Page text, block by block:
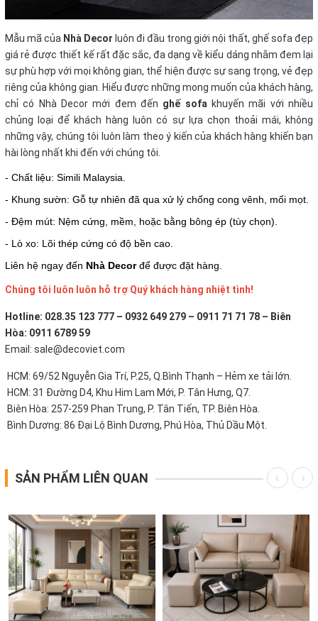
Mẫu mã của Nhà Decor luôn đi đầu trong giới nội thất, ghế sofa đẹp
giá rẻ được thiết kế rất đặc sắc, đa dạng về kiểu dáng nhằm đem lại
sự phù hợp với mọi không gian, thể hiện được sự sang trọng, vẻ đẹp
riêng của không gian. Hiểu được những mong muốn của khách hàng,
chỉ có Nhà Decor mới đem đến ghế sofakhuyến mãi với nhiều
chủng loại để khách hàng luôn có sự lựa chọn thoải mái, không
những vậy, chúng tôi luôn làm theo ý kiến của khách hàng khiến bạn
hài lòng nhất khi đến với chúng tôi.
- Chất liệu: Simili Malaysia.
- Khung sườn: Gỗ tự nhiên đã qua xử lý chống cong vênh, mối mọt.
- Đệm mút: Nệm cứng, mềm, hoặc bằng bông ép (tùy chọn).
- Lò xo: Lõi thép cứng có độ bền cao.
Liên hệ ngay đến Nhà Decorđể được đặt hàng.
Chúng tôi luôn luôn hỗ trợ Quý khách hàng nhiệt tình!
Hotline: 028.35 123 777 – 0932 649 279 – 0911 71 71 78 – Biên
Hòa: 0911 6789 59
Email: sale@decoviet.com
HCM: 69/52 Nguyễn Gia Trí, P.25, Q.Bình Thạnh – Hẻm xe tải lớn.
HCM: 31 Đường D4, Khu Him Lam Mới, P. Tân Hưng, Q7.
Biên Hòa: 257-259 Phan Trung, P. Tân Tiến, TP. Biên Hòa.
Bình Dương: 86 Đại Lộ Bình Dương, Phú Hòa, Thủ Dầu Một.
SẢN PHẨM LIÊN QUAN